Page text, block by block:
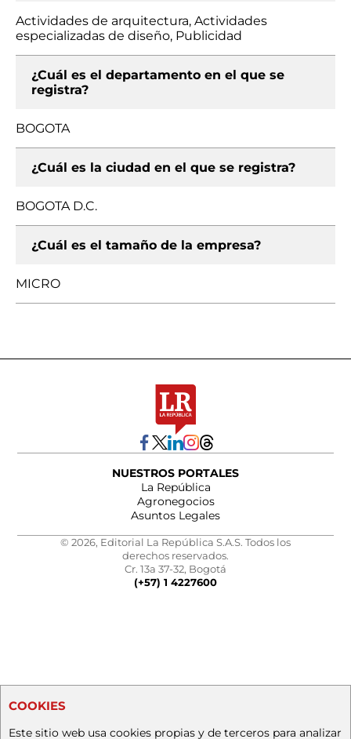
Actividades de arquitectura, Actividades
especializadas de diseño, Publicidad
¿Cuál es el departamento en el que se
registra?
BOGOTA
¿Cuál es la ciudad en el que se registra?
BOGOTA D.C.
¿Cuál es el tamaño de la empresa?
MICRO
NUESTROS PORTALES
La República
Agronegocios
Asuntos Legales
© 2026, Editorial La República S.A.S. Todos los
derechos reservados.
Cr. 13a 37-32, Bogotá
(+57) 1 4227600
COOKIES
Este sitio web usa cookies propias y de terceros para analizar